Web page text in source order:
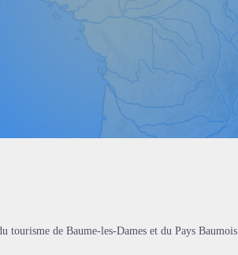
tourisme de Baume-les-Dames et du Pays Baumois